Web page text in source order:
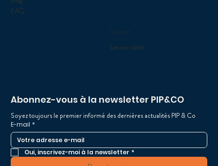
Abonnez-vous à la newsletter PIP&CO
Soyez toujours le premier informé des dernières actualités PIP & Co
E-mail *
Oui, inscrivez-moi à la newsletter *
Contact
Service client
FAQ